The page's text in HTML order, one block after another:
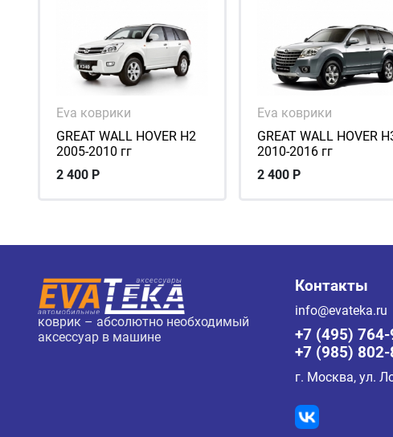
Eva коврики
GREAT WALL HOVER H2
2005-2010 гг
2 400 Р
Eva коврики
GREAT WALL HOVER
2010-2016 гг
2 400 Р
коврик – абсолютно необходимый
аксессуар в машине
Контакты
info@evateka.ru
+7 (495)
+7 (985)
г. Москва, ул.